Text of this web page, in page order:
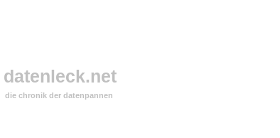
datenleck.net
die chronik der datenpannen